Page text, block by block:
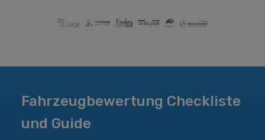
Fahrzeugbewertung Checkliste
und Guide